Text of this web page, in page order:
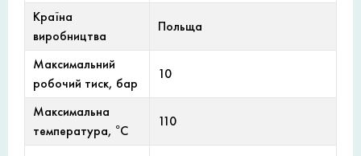
Країна
виробництва
Польща
Максимальний
робочий тиск, бар
10
Максимальна
температура, °С
110